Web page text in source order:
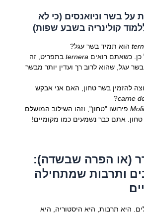
על בשר וניואנסים (כי לא
קולינריה בשבע שפות)
הוא תמיד בשר עגל?
כן. כשאתם רואים terneraבתפריט, זה
עגל, שהוא לרוב רך ועדין יותר מבשר
להזמין בשר טחון, האם אני אבקש
carne
?
פירושו "טחון", וזהו השילוב המושלם
אתם כבר נשמעים כמו מקומיים!
(או הפרה שבשדה):
ותרבות שמתחילה
היא תרבות, היא היסטוריה, היא